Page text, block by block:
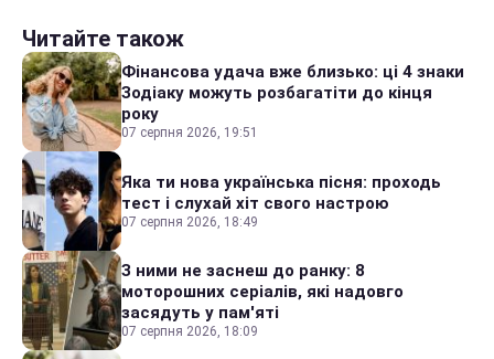
Читайте також
Фінансова удача вже близько: ці 4 знаки
Зодіаку можуть розбагатіти до кінця
року
07 серпня 2026, 19:51
Яка ти нова українська пісня: проходь
тест і слухай хіт свого настрою
07 серпня 2026, 18:49
З ними не заснеш до ранку: 8
моторошних серіалів, які надовго
засядуть у пам'яті
07 серпня 2026, 18:09